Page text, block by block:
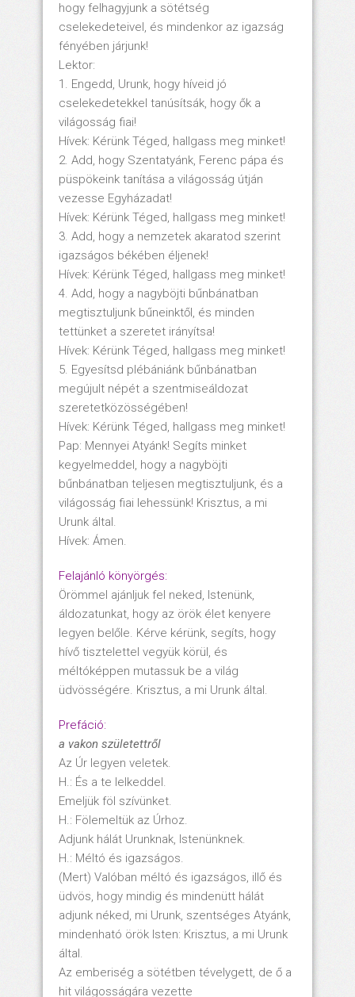
hogy felhagyjunk a sötétség
cselekedeteivel, és mindenkor az igazság
fényében járjunk!
Lektor:
1. Engedd, Urunk, hogy híveid jó
cselekedetekkel tanúsítsák, hogy ők a
világosság fiai!
Hívek: Kérünk Téged, hallgass meg minket!
2. Add, hogy Szentatyánk, Ferenc pápa és
püspökeink tanítása a világosság útján
vezesse Egyházadat!
Hívek: Kérünk Téged, hallgass meg minket!
3. Add, hogy a nemzetek akaratod szerint
igazságos békében éljenek!
Hívek: Kérünk Téged, hallgass meg minket!
4. Add, hogy a nagyböjti bűnbánatban
megtisztuljunk bűneinktől, és minden
tettünket a szeretet irányítsa!
Hívek: Kérünk Téged, hallgass meg minket!
5. Egyesítsd plébániánk bűnbánatban
megújult népét a szentmiseáldozat
szeretetközösségében!
Hívek: Kérünk Téged, hallgass meg minket!
Pap: Mennyei Atyánk! Segíts minket
kegyelmeddel, hogy a nagyböjti
bűnbánatban teljesen megtisztuljunk, és a
világosság fiai lehessünk! Krisztus, a mi
Urunk által.
Hívek: Ámen.
Felajánló könyörgés:
Örömmel ajánljuk fel neked, Istenünk,
áldozatunkat, hogy az örök élet kenyere
legyen belőle. Kérve kérünk, segíts, hogy
hívő tisztelettel vegyük körül, és
méltóképpen mutassuk be a világ
üdvösségére. Krisztus, a mi Urunk által.
Prefáció:
a vakon születettről
Az Úr legyen veletek.
H.: És a te lelkeddel.
Emeljük föl szívünket.
H.: Fölemeltük az Úrhoz.
Adjunk hálát Urunknak, Istenünknek.
H.: Méltó és igazságos.
(Mert) Valóban méltó és igazságos, illő és
üdvös, hogy mindig és mindenütt hálát
adjunk néked, mi Urunk, szentséges Atyánk,
mindenható örök Isten: Krisztus, a mi Urunk
által.
Az emberiség a sötétben tévelygett, de ő a
hit világosságára vezette